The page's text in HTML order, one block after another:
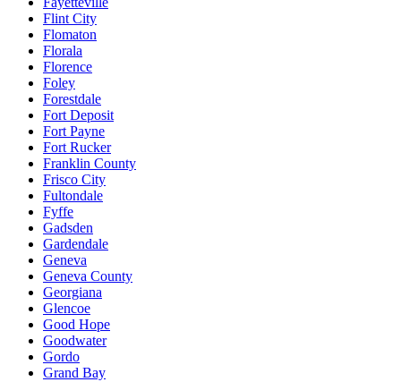
Flint City
Flomaton
Florala
Florence
Foley
Forestdale
Fort Deposit
Fort Payne
Fort Rucker
Franklin County
Frisco City
Fultondale
Fyffe
Gadsden
Gardendale
Geneva
Geneva County
Georgiana
Glencoe
Good Hope
Goodwater
Gordo
Grand Bay